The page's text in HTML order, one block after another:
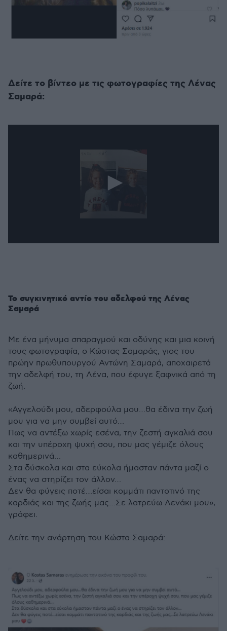
Δείτε το βίντεο με τις φωτογραφίες της Λένας
Σαμαρά:
seconds
Το συγκινητικό αντίο του αδελφού της Λένας
Σαμαρά
Με ένα μήνυμα σπαραγμού και οδύνης και μια κοινή
τους φωτογραφία, ο Κώστας Σαμαράς, γιος του
πρώην πρωθυπουργού Αντώνη Σαμαρά, αποχαιρετά
την αδελφή του, τη Λένα, που έφυγε ξαφνικά από τη
ζωή.
«Αγγελούδι μου, αδερφούλα μου…θα έδινα την ζωή
μου για να μην συμβεί αυτό…
Πως να αντέξω χωρίς εσένα, την ζεστή αγκαλιά σου
και την υπέροχη ψυχή σου, που μας γέμιζε όλους
καθημερινά…
Στα δύσκολα και στα εύκολα ήμασταν πάντα μαζί ο
ένας να στηρίζει τον άλλον…
Δεν θα φύγεις ποτέ…είσαι κομμάτι παντοτινό της
καρδιάς και της ζωής μας…Σε λατρεύω Λενάκι μου»,
γράφει.
Δείτε την ανάρτηση του Κώστα Σαμαρά: